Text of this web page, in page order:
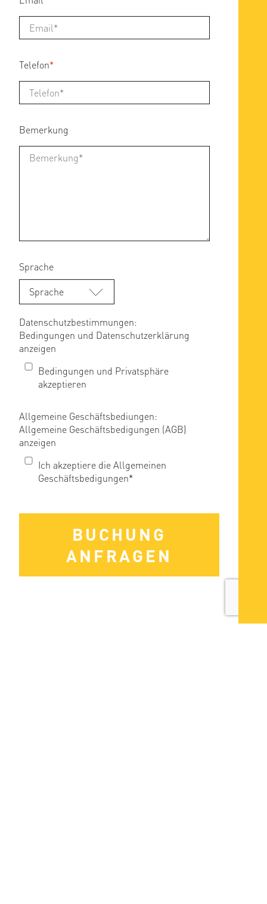
Telefon*
Bemerkung
Sprache
Sprache
Datenschutzbestimmungen:
Bedingungen und Datenschutzerklärung
anzeigen
Bedingungen und Privatsphäre
akzeptieren
Allgemeine Geschäftsbediungen:
Allgemeine Geschäftsbedigungen (AGB)
anzeigen
Ich akzeptiere die Allgemeinen
Geschäftsbedigungen*
BUCHUNG
ANFRAGEN